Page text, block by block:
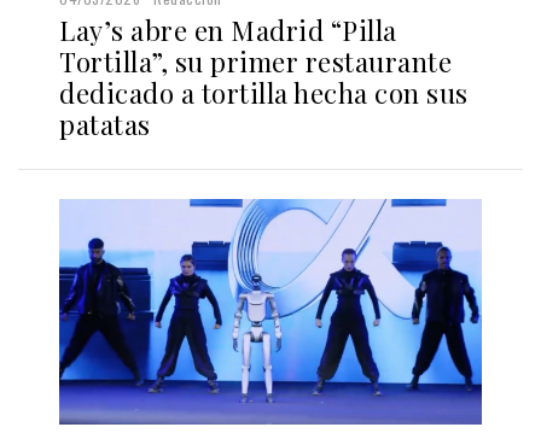
Lay’s abre en Madrid “Pilla
Tortilla”, su primer restaurante
dedicado a tortilla hecha con sus
patatas